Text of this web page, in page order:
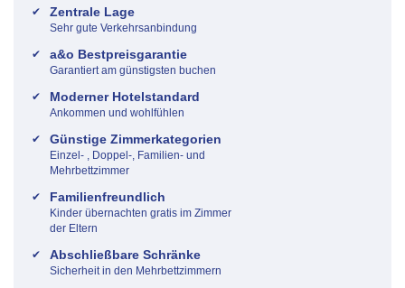
Zentrale Lage
Sehr gute Verkehrsanbindung
a&o Bestpreisgarantie
Garantiert am günstigsten buchen
Moderner Hotelstandard
Ankommen und wohlfühlen
Günstige Zimmerkategorien
Einzel- , Doppel-, Familien- und
Mehrbettzimmer
Familienfreundlich
Kinder übernachten gratis im Zimmer
der Eltern
Abschließbare Schränke
Sicherheit in den Mehrbettzimmern